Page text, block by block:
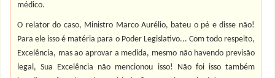
médico.
O relator do caso, Ministro Marco Aurélio, bateu o pé e disse não!
Para ele isso é matéria para o Poder Legislativo... Com todo respeito,
Excelência, mas ao aprovar a medida, mesmo não havendo previsão
legal, Sua Excelência não mencionou isso! Não foi isso também